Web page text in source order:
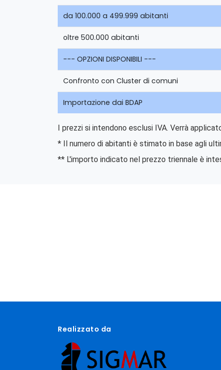
da 100.000 a 499.999 abitanti
oltre 500.000 abitanti
--- OPZIONI DISPONIBILI ---
Confronto con Cluster di comuni
Importazione dai BDAP
I prezzi si intendono esclusi IVA. Verrà
* Il numero di abitanti è stimato in base agli
** L'importo indicato nel prezzo triennale è
Realizzato da